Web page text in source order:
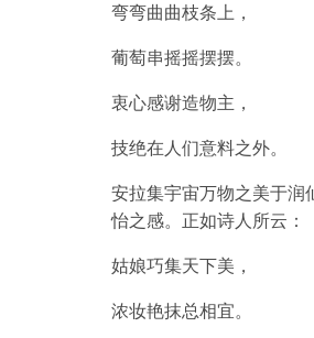
弯弯曲曲枝条上，
葡萄串摇摇摆摆。
衷心感谢造物主，
技绝在人们意料之外。
安拉集宇宙万物之美于润
怡之感。正如诗人所云：
姑娘巧集天下美，
浓妆艳抹总相宜。